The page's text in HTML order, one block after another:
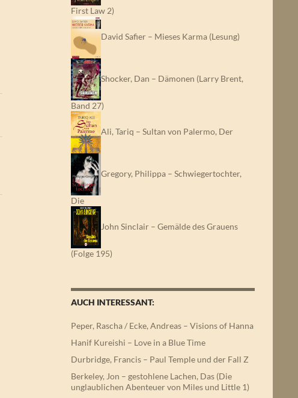
First Law 2)
David Safier – Mieses Karma (Lesung)
Shocker, Dan – Dämonen (Larry Brent,
Band 27)
Ali, Tariq – Sultan von Palermo, Der
Gregory, Philippa – Schwiegertochter,
Die
John Sinclair – Gemälde des Grauens
(Folge 195)
AUCH INTERESSANT:
Peper, Rascha / Ecke, Andreas – Visions of Hanna
Hanif Kureishi – Love in a Blue Time
Durbridge, Francis – Paul Temple und der Fall Z
Berkeley, Jon – gestohlene Lachen, Das (Die
unglaublichen Abenteuer von Miles und Little 1)